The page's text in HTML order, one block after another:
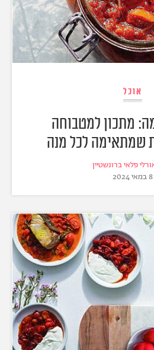
אוכל
מתכון למטבוחה
שמתאימה לכל מנה
פלאי ברונשטיין
8 במאי 2024